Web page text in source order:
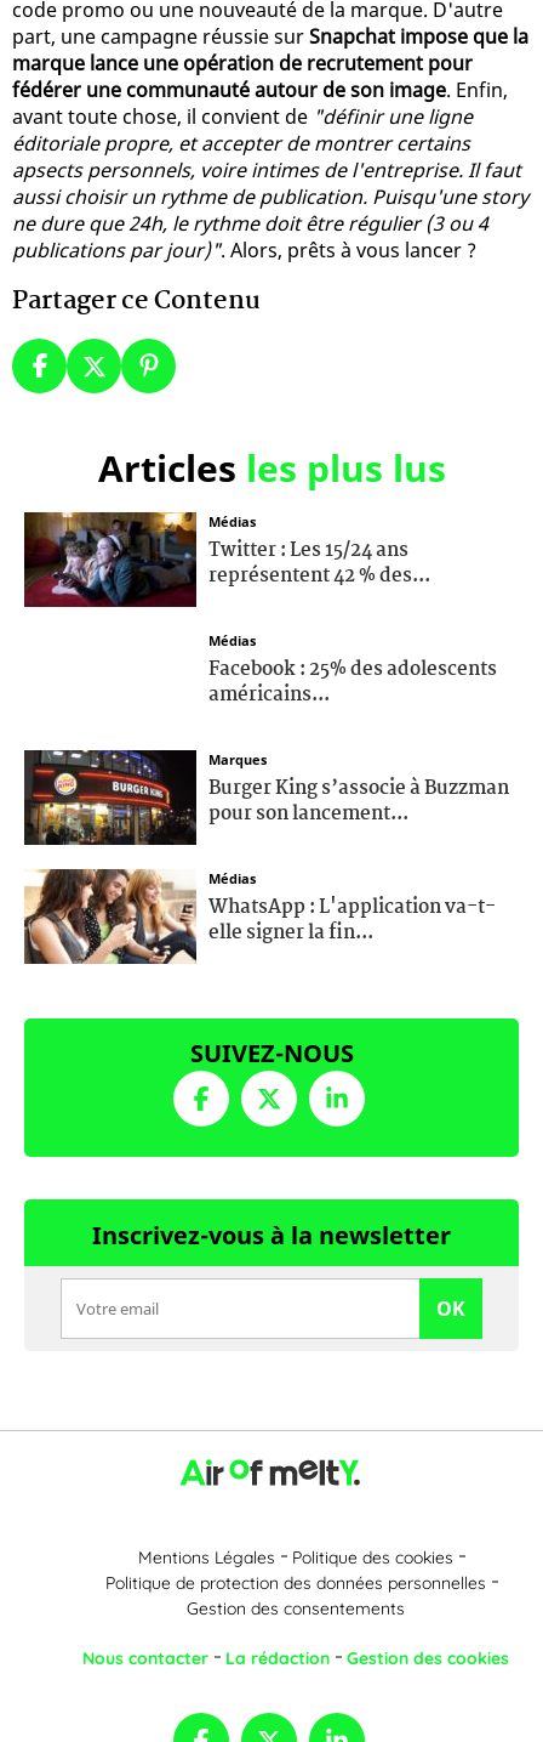
code promo ou une nouveauté de la marque. D'autre
part, une campagne réussie surSnapchat impose que la
marque lance une opération de recrutement pour
fédérer une communauté autour de son image. Enfin,
avant toute chose, il convient de "définir une ligne
éditoriale propre, et accepter de montrer certains
apsects personnels, voire intimes de l'entreprise. Il faut
aussi choisir un rythme de publication. Puisqu'une story
ne dure que 24h, le rythme doit être régulier (3 ou 4
publications par jour)". Alors, prêts à vous lancer ?
Partager ce Contenu
Articles les plus lus
Médias
Twitter : Les 15/24 ans
représentent 42 % des...
Médias
Facebook : 25% des adolescents
américains...
Marques
Burger King s’associe à Buzzman
pour son lancement...
Médias
WhatsApp : L'application va-t-
elle signer la fin...
SUIVEZ-NOUS
Inscrivez-vous à la newsletter
OK
Mentions Légales
Politique des cookies
Politique de protection des données personnelles
Gestion des consentements
Nous contacter La rédaction Gestion des cookies